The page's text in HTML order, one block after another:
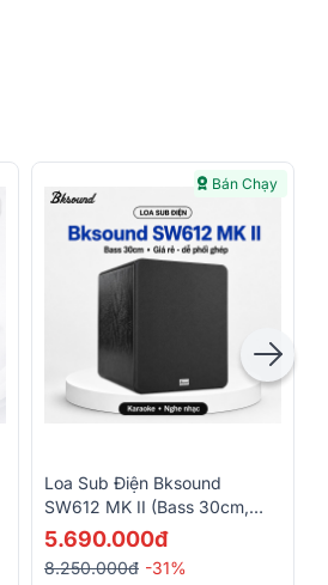
Bán Chạy
Loa Sub Điện Bksound
SW612 MK II (Bass 30cm,
300W)
5.690.000đ
8.250.000đ -31%